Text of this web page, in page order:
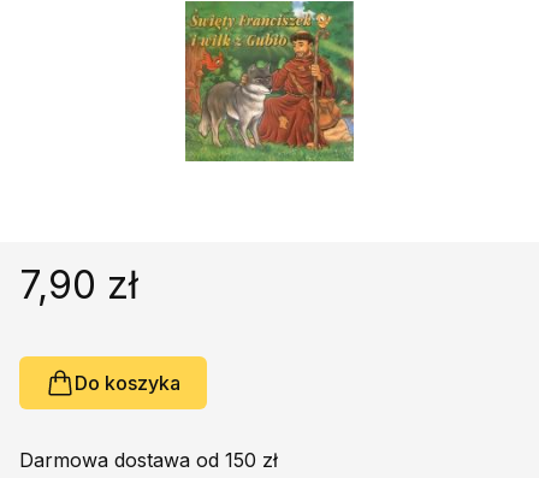
Książki obcojęzyczne
Poradniki, leksykony...
Podręczniki szkolne
Promocja
7,90 zł
Do koszyka
Darmowa dostawa od 150 zł